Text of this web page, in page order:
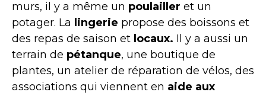
murs, il y a même un poulailler et un
potager. La lingerie propose des boissons et
des repas de saison et locaux. Il y a aussi un
terrain de pétanque, une boutique de
plantes, un atelier de réparation de vélos, des
associations qui viennent en aide aux